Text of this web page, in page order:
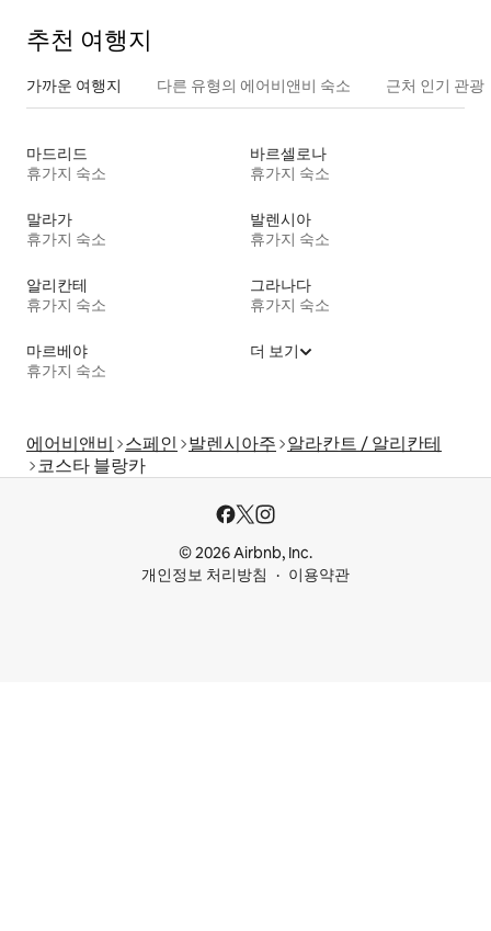
추천 여행지
가까운 여행지 다른 유형의 에어비앤비 숙소 근처 인기 관광
마드리드
휴가지 숙소
바르셀로나
휴가지 숙소
말라가
휴가지 숙소
발렌시아
휴가지 숙소
알리칸테
휴가지 숙소
그라나다
휴가지 숙소
마르베야
휴가지 숙소
더 보기
에어비앤비 스페인 발렌시아주 알라칸트 / 알리칸테
코스타 블랑카
© 2026 Airbnb, Inc.
개인정보 처리방침
이용약관